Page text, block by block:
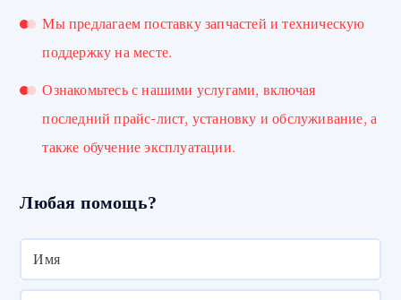
Мы предлагаем поставку запчастей и техническую
поддержку на месте.
Ознакомьтесь с нашими услугами, включая
последний прайс-лист, установку и обслуживание, а
также обучение эксплуатации.
Любая помощь?
Имя